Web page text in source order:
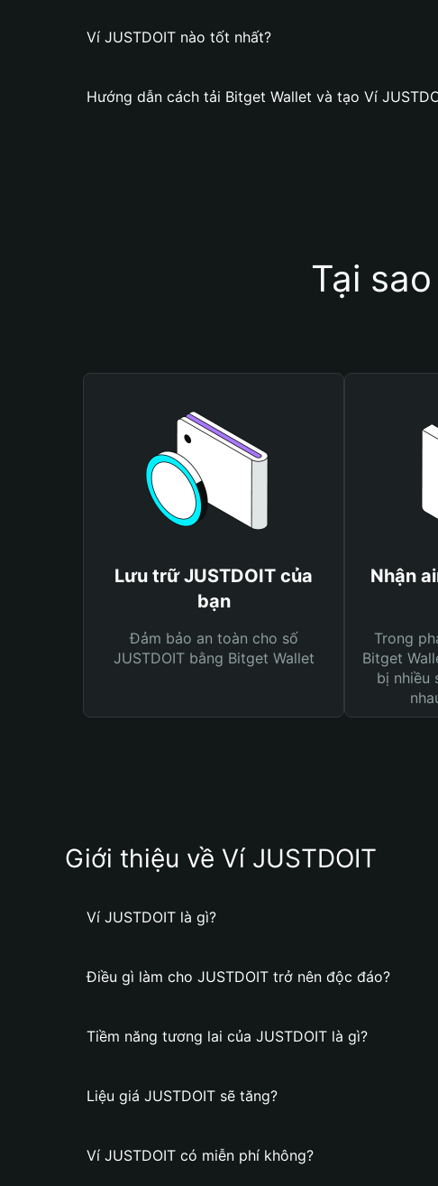
Ví JUSTDOIT nào tốt nhất?
Hướng dẫn cách tải Bitget Wallet và tạo Ví
Tại
Lưu trữ JUSTDOIT của
bạn
Đảm bảo an toàn cho số
JUSTDOIT bằng Bitget Wallet
Nhận
Trong
Bitget
bị nhiều
Giới thiệu về Ví JUSTDOIT
Ví JUSTDOIT là gì?
Điều gì làm cho JUSTDOIT trở nên độc đáo?
Tiềm năng tương lai của JUSTDOIT là gì?
Liệu giá JUSTDOIT sẽ tăng?
Ví JUSTDOIT có miễn phí không?